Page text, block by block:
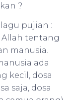
?
pujian :
Allah tentang
manusia.
ada
kecil, dosa
saja, dosa